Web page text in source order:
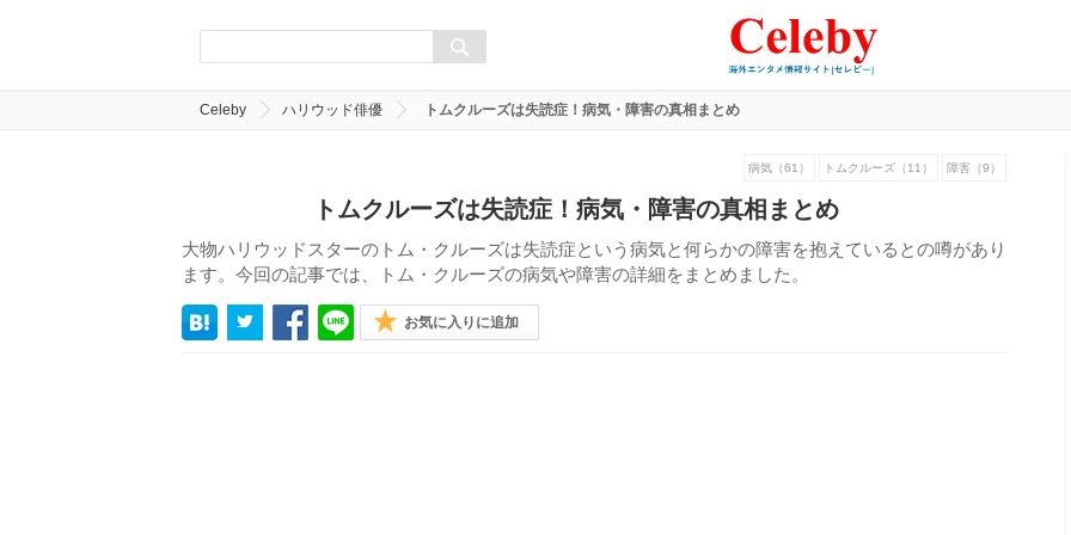
Celeby ハリウッド俳優 トムクルーズは失読症！病気・障害の真相まとめ
病気（61） トムクルーズ（11） 障害（9）
トムクルーズは失読症！病気・障害の真相まとめ
大物ハリウッドスターのトム・クルーズは失読症という病気と何らかの障害を抱えているとの噂があり
ます。今回の記事では、トム・クルーズの病気や障害の詳細をまとめました。
お気に入りに追加